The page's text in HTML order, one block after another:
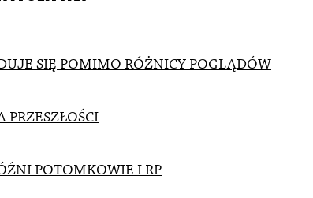
SIĘ POMIMO RÓŻNICY POGLĄDÓW
PRZESZŁOŚCI
POTOMKOWIE I RP